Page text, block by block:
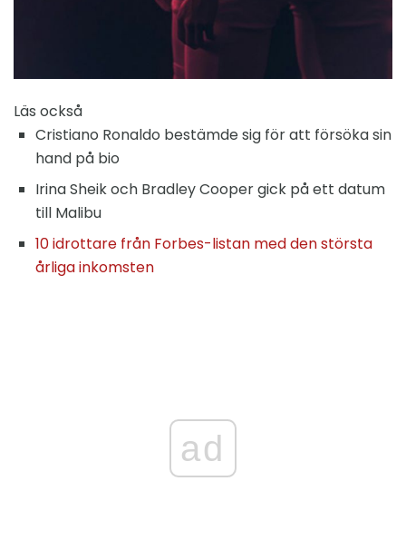
Läs också
Cristiano Ronaldo bestämde sig för att försöka sin
hand på bio
Irina Sheik och Bradley Cooper gick på ett datum
till Malibu
10 idrottare från Forbes-listan med den största
årliga inkomsten
ad